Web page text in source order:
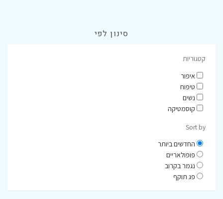
סינון לפי
קטגוריות
איפור
טיפוח
נשים
קוסמטיקה
Sort by
החדשים ביותר
פופולאריים
נגמר בקרוב
פג תוקף